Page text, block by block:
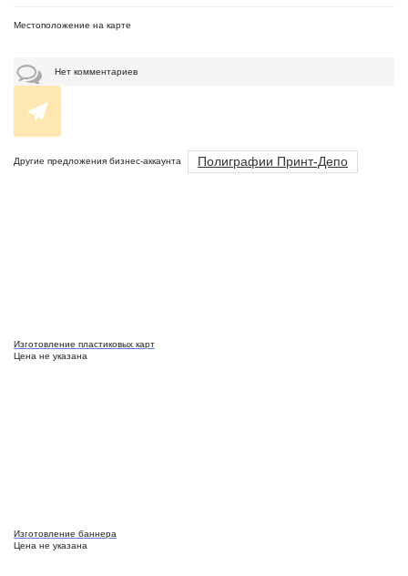
Местоположение на карте
Нет комментариев
Другие предложения бизнес-аккаунта Полиграфии Принт-Депо
Изготовление пластиковых карт
Цена не указана
Изготовление баннера
Цена не указана